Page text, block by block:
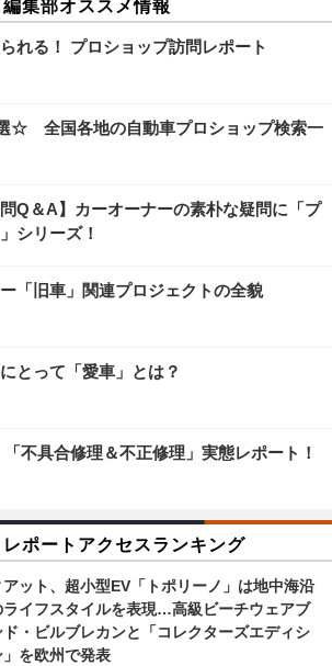
編集部オススメ情報
れる！ プロショップ訪問レポート
☆ 全国各地の自動車プロショップ検索一
問Q＆A】カーオーナーの素朴な疑問に「プ
シリーズ！
「旧車」関連プロジェクトの全貌
とって「愛車」とは？
不具合修理＆不正修理」実態レポート！
ポートアクセスランキング
アット、超小型EV「トポリーノ」は地中海沿
ライフスタイルを表現…高級ビーチウェアブ
ド・ビルブレカンと「コレクターズエディシ
」を欧州で発表